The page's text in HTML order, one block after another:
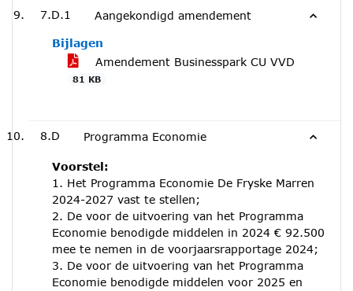
7.D.1 Aangekondigd amendement
Bijlagen
Amendement Businesspark CU VVD
81 KB
8.D Programma Economie
Voorstel:
1. Het Programma Economie De Fryske Marren
2024-2027 vast te stellen;
2. De voor de uitvoering van het Programma
Economie benodigde middelen in 2024 € 92.500
mee te nemen in de voorjaarsrapportage 2024;
3. De voor de uitvoering van het Programma
Economie benodigde middelen voor 2025 en